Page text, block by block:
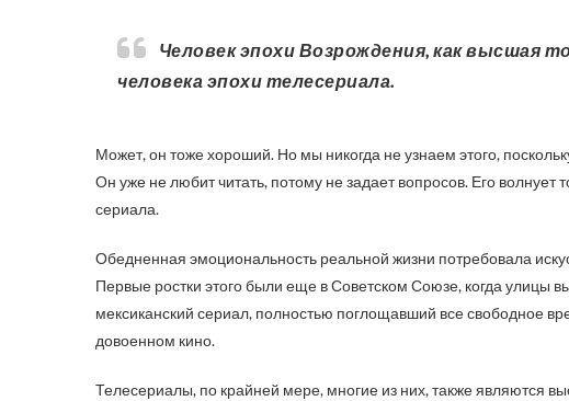
Человек эпохи Возрождения, как высшая точка развития, превращается сегодня в
человека эпохи телесериала.
Может, он тоже хороший. Но мы никогда не узнаем этого,
Он уже не любит читать, потому не задает вопросов. Его волнует
сериала.
Обедненная эмоциональность реальной жизни потребовала
Первые ростки этого были еще в Советском Союзе, когда улицы
мексиканский сериал, полностью поглощавший все свободное
довоенном кино.
Телесериалы, по крайней мере, многие из них, также являются